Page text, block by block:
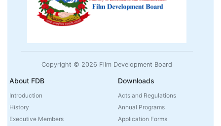
Copyright © 2026 Film Development Board
About FDB
Introduction
History
Executive Members
Downloads
Acts and Regulations
Annual Programs
Application Forms